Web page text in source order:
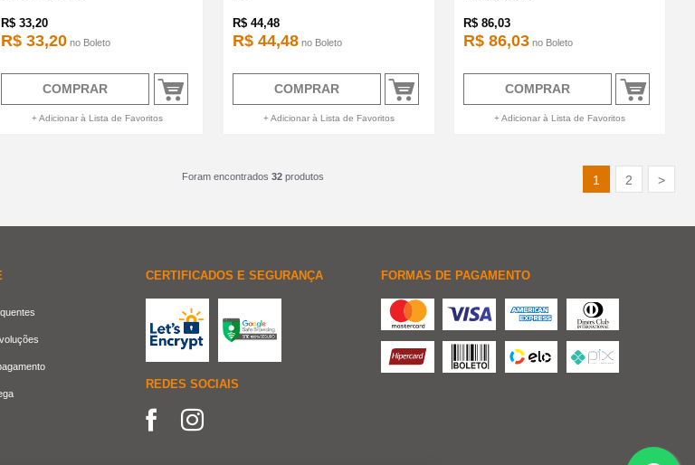
R$ 33,20
R$ 33,20 no Boleto
COMPRAR
+ Adicionar à Lista de Favoritos
R$ 44,48
R$ 44,48 no Boleto
COMPRAR
+ Adicionar à Lista de Favoritos
R$ 86,03
R$ 86,03 no Boleto
COMPRAR
+ Adicionar à Lista de Favoritos
Foram encontrados32 produtos 1 2 >
CERTIFICADOS E SEGURANÇA
REDES SOCIAIS
FORMAS DE PAGAMENTO